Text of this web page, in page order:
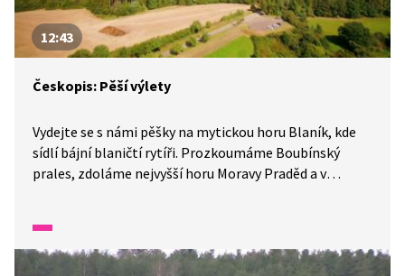
12:43
Českopis: Pěší výlety
Vydejte se s námi pěšky na mytickou horu Blaník, kde
sídlí bájní blaničtí rytíři. Prozkoumáme Boubínský
prales, zdoláme nejvyšší horu Moravy Praděd a v
z unikátních staveb v Česku na Ještědu.